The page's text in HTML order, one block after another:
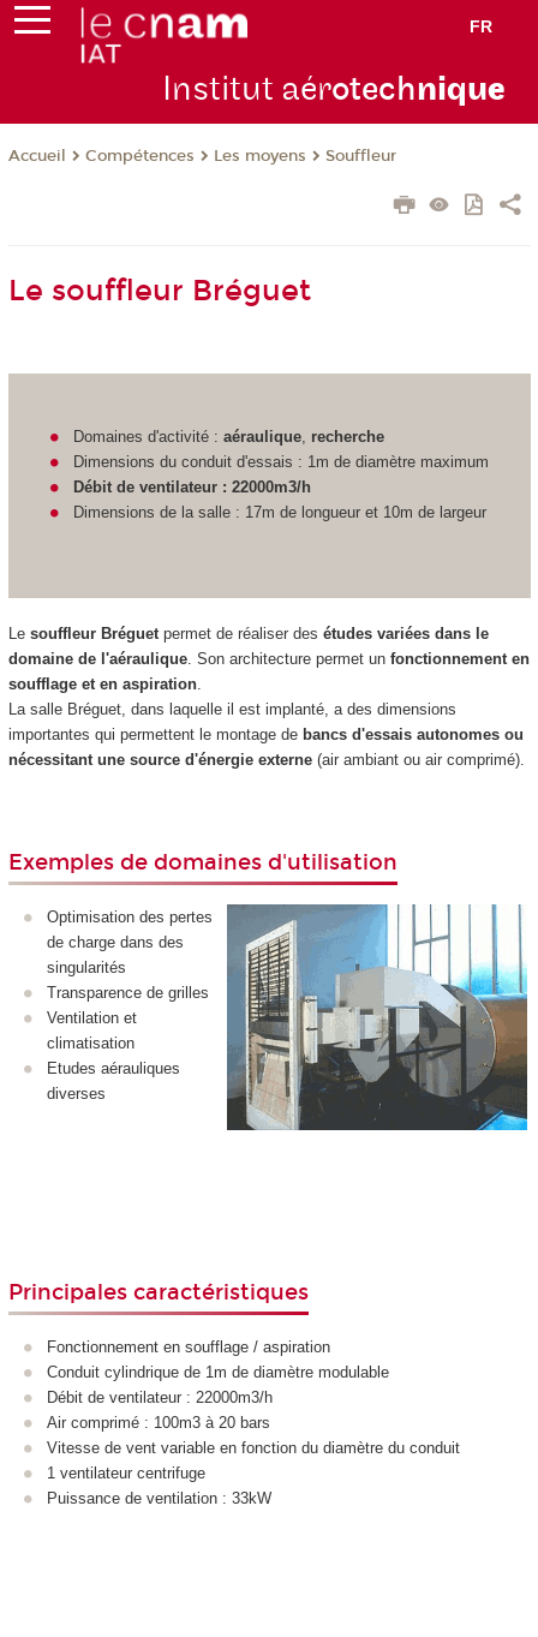
FR
Institut aérotechnique
Accueil Compétences Les moyens Souffleur
Le souffleur Bréguet
Domaines d'activité :aéraulique recherche
Dimensions du conduit d'essais : 1m de diamètre maximum
Débit de ventilateur : 22000m3/h
Dimensions de la salle : 17m de longueur et 10m de largeur
Le souffleur Bréguetpermet de réaliser des études variées dans le
domaine de l'aéraulique. Son architecture permet un fonctionnement en
soufflage et en aspiration.
La salle Bréguet, dans laquelle il est implanté, a des dimensions
importantes qui permettent le montage de bancs d'essais autonomes ou
nécessitant une source d'énergie externe(air ambiant ou air comprimé).
Exemples de domaines d'utilisation
Optimisation des pertes
de charge dans des
singularités
Transparence de grilles
Ventilation et
climatisation
Etudes aérauliques
diverses
Principales caractéristiques
Fonctionnement en soufflage / aspiration
Conduit cylindrique de 1m de diamètre modulable
Débit de ventilateur : 22000m3/h
Air comprimé : 100m3 à 20 bars
Vitesse de vent variable en fonction du diamètre du conduit
1 ventilateur centrifuge
Puissance de ventilation : 33kW